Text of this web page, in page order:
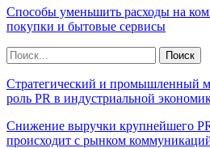
Способы уменьшить расходы на
покупки и бытовые сервисы
Стратегический и промышленный
роль PR в индустриальной
Снижение выручки крупнейшего
происходит с рынком